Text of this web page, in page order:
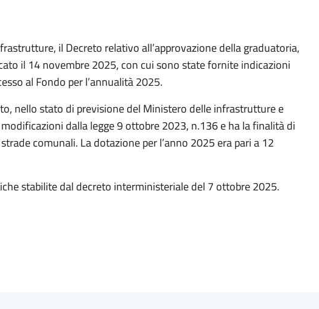
il Decreto relativo all’approvazione della graduatoria,
il 14 novembre 2025, con cui sono state fornite indicazioni
al Fondo per l’annualità 2025.
nello stato di previsione del Ministero delle infrastrutture e
dalla legge 9 ottobre 2023, n.136 e ha la finalità di
comunali. La dotazione per l’anno 2025 era pari a 12
stabilite dal decreto interministeriale del 7 ottobre 2025.